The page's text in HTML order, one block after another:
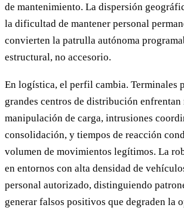
de mantenimiento. La dispersión
la dificultad de mantener personal
convierten la patrulla autónoma
estructural, no accesorio.
En logística, el perfil cambia. Terminales
grandes centros de distribución enfrentan
manipulación de carga, intrusiones
consolidación, y tiempos de reacción
volumen de movimientos legítimos. La
en entornos con alta densidad de
personal autorizado, distinguiendo
generar falsos positivos que degraden la